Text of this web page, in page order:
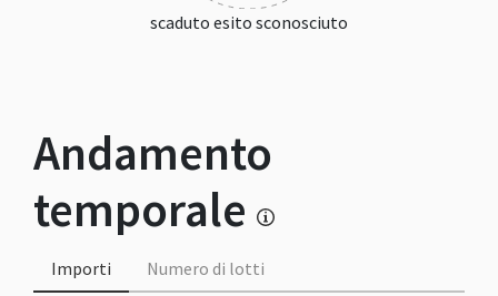
scaduto esito sconosciuto
Andamento
temporale
Importi Numero di lotti